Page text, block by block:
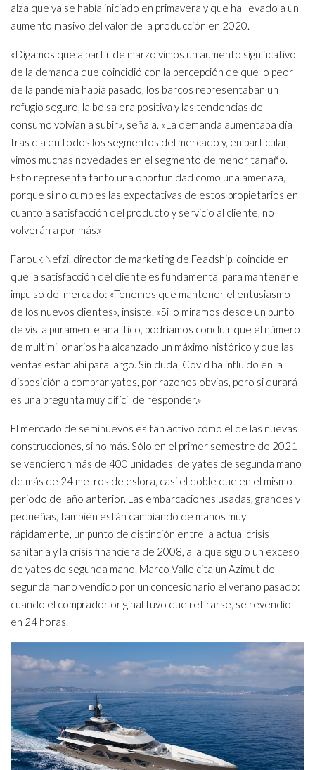
alza que ya se había iniciado en primavera y que ha llevado a un
aumento masivo del valor de la producción en 2020.
«Digamos que a partir de marzo vimos un aumento significativo
de la demanda que coincidió con la percepción de que lo peor
de la pandemia había pasado, los barcos representaban un
refugio seguro, la bolsa era positiva y las tendencias de
consumo volvían a subir», señala. «La demanda aumentaba día
tras día en todos los segmentos del mercado y, en particular,
vimos muchas novedades en el segmento de menor tamaño.
Esto representa tanto una oportunidad como una amenaza,
porque si no cumples las expectativas de estos propietarios en
cuanto a satisfacción del producto y servicio al cliente, no
volverán a por más.»
Farouk Nefzi, director de marketing de Feadship, coincide en
que la satisfacción del cliente es fundamental para mantener el
impulso del mercado: «Tenemos que mantener el entusiasmo
de los nuevos clientes», insiste. «Si lo miramos desde un punto
de vista puramente analítico, podríamos concluir que el número
de multimillonarios ha alcanzado un máximo histórico y que las
ventas están ahí para largo. Sin duda, Covid ha influido en la
disposición a comprar yates, por razones obvias, pero si durará
es una pregunta muy difícil de responder.»
El mercado de seminuevos es tan activo como el de las nuevas
construcciones, si no más. Sólo en el primer semestre de 2021
se vendieron más de 400 unidades de yates de segunda mano
de más de 24 metros de eslora, casi el doble que en el mismo
periodo del año anterior. Las embarcaciones usadas, grandes y
pequeñas, también están cambiando de manos muy
rápidamente, un punto de distinción entre la actual crisis
sanitaria y la crisis financiera de 2008, a la que siguió un exceso
de yates de segunda mano. Marco Valle cita un Azimut de
segunda mano vendido por un concesionario el verano pasado:
cuando el comprador original tuvo que retirarse, se revendió
en 24 horas.